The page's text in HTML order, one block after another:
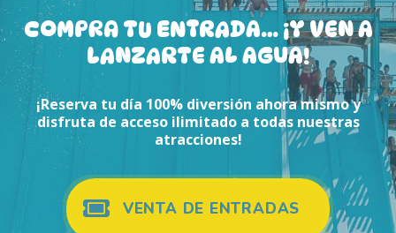
COMPRA TU ENTRADA… ¡Y VEN A
LANZARTE AL AGUA!
¡Reserva tu día 100% diversión ahora mismo y
disfruta de acceso ilimitado a todas nuestras
atracciones!
VENTA DE ENTRADAS